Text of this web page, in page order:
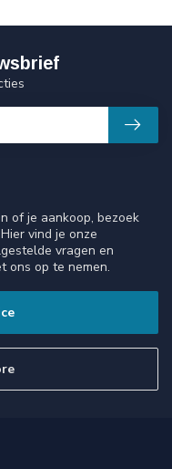
of je aankoop, bezoek
vind je onze
vragen en
ons op te nemen.